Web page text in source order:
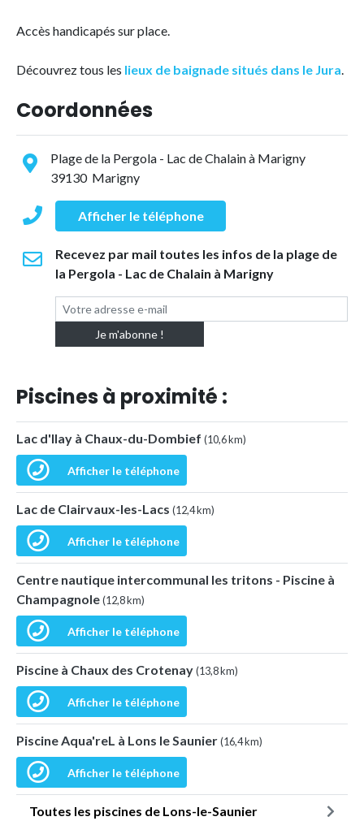
Accès handicapés sur place.
Découvrez tous les lieux de baignade situés dans le Jura.
Coordonnées
Plage de la Pergola - Lac de Chalain à Marigny
39130 Marigny
Afficher le téléphone
Recevez par mail toutes les infos de la plage de
la Pergola - Lac de Chalain à Marigny
Piscines à proximité :
Lac d'Ilay à Chaux-du-Dombief (10,6 km)
Afficher le téléphone
Lac de Clairvaux-les-Lacs (12,4 km)
Afficher le téléphone
Centre nautique intercommunal les tritons - Piscine à
Champagnole(12,8 km)
Afficher le téléphone
Piscine à Chaux des Crotenay(13,8 km)
Afficher le téléphone
Piscine Aqua'reL à Lons le Saunier(16,4 km)
Afficher le téléphone
Toutes les piscines de Lons-le-Saunier